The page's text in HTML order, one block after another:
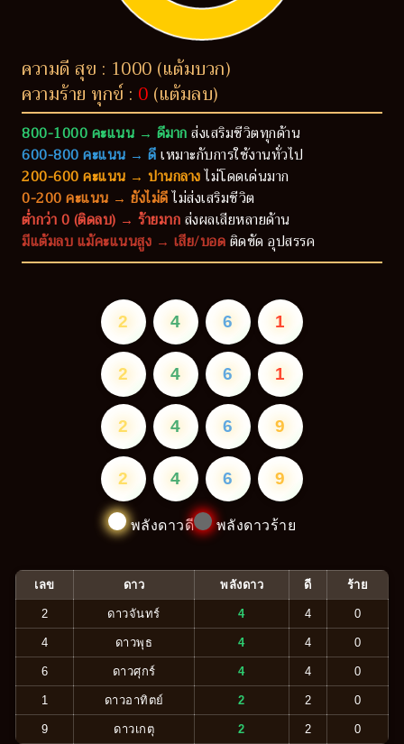
ความดี สุข : 1000 (แต้มบวก)
ความร้าย ทุกข์ : 0 (แต้มลบ)
800-1000 คะแนน → ดีมากส่งเสริมชีวิตทุกด้าน
600-800 คะแนน → ดีเหมาะกับการใช้งานทั่วไป
200-600 คะแนน → ปานกลางไม่โดดเด่นมาก
0-200 คะแนน → ยังไม่ดีไม่ส่งเสริมชีวิต
ต่ำกว่า 0 (ติดลบ) → ร้ายมากส่งผลเสียหลายด้าน
มีแต้มลบ แม้คะแนนสูง → เสีย/บอดติดขัด อุปสรรค
2 4 6 1
2 4 6 1
2 4 6 9
2 4 6 9
พลังดาวดี พลังดาวร้าย
เลข ดาว พลังดาว ดี ร้าย
2 ดาวจันทร์ 4 4 0
4 ดาวพุธ 4 4 0
6 ดาวศุกร์ 4 4 0
1 ดาวอาทิตย์ 2 2 0
9 ดาวเกตุ 2 2 0